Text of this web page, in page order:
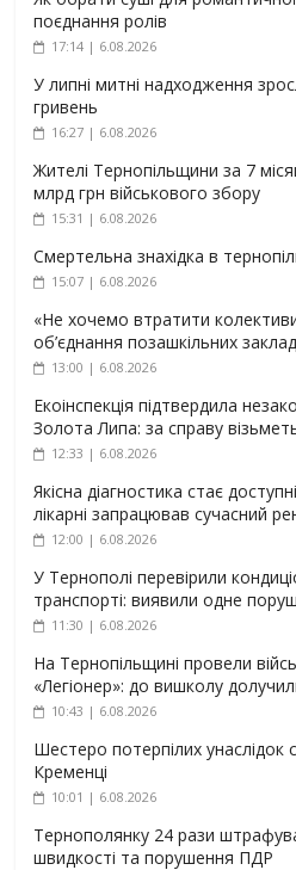
поєднання ролів
17:14 | 6.08.2026
У липні митні надходження
гривень
16:27 | 6.08.2026
Жителі Тернопільщини за 7
млрд грн військового збору
15:31 | 6.08.2026
Смертельна знахідка в
15:07 | 6.08.2026
«Не хочемо втратити
об’єднання позашкільних
13:00 | 6.08.2026
Екоінспекція підтвердила
Золота Липа: за справу
12:33 | 6.08.2026
Якісна діагностика стає
лікарні запрацював сучасний
12:00 | 6.08.2026
У Тернополі перевірили
транспорті: виявили одне
11:30 | 6.08.2026
На Тернопільщині провели
«Легіонер»: до вишколу
10:43 | 6.08.2026
Шестеро потерпілих унаслідок
Кременці
10:01 | 6.08.2026
Тернополянку 24 рази
швидкості та порушення ПДР